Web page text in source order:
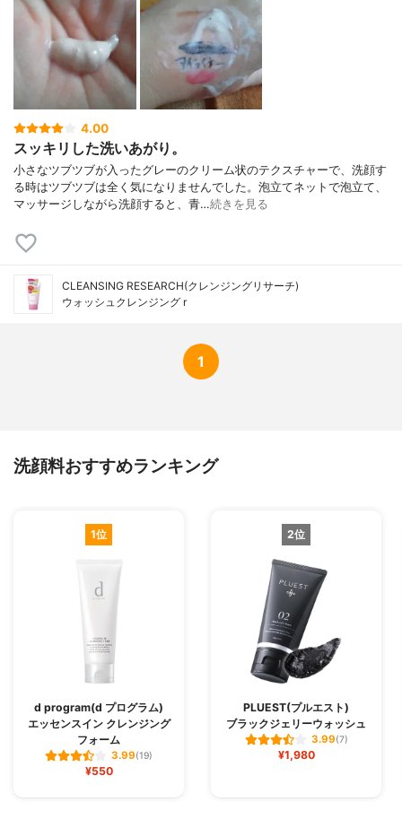
パラベン、香料
4.00
スッキリした洗いあがり。
小さなツブツブが入ったグレーのクリーム状のテクスチャーで、洗顔す
る時はツブツブは全く気になりませんでした。泡立てネットで泡立て、
マッサージしながら洗顔すると、青…続きを見る
CLEANSING RESEARCH(クレンジングリサーチ)
ウォッシュクレンジング r
1
洗顔料おすすめランキング
1位
d program(d プログラム)
エッセンスイン クレンジング
フォーム
3.99(19)
¥550
2位
PLUEST(プルエスト)
ブラックジェリーウォッシュ
3.99(7)
¥1,980